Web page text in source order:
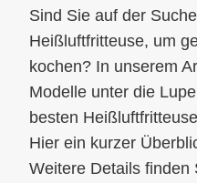
Sind Sie auf der
Heißluftfritteuse, um
kochen? In unserem
Modelle unter die
besten
Hier ein kurzer
Weitere Details finden